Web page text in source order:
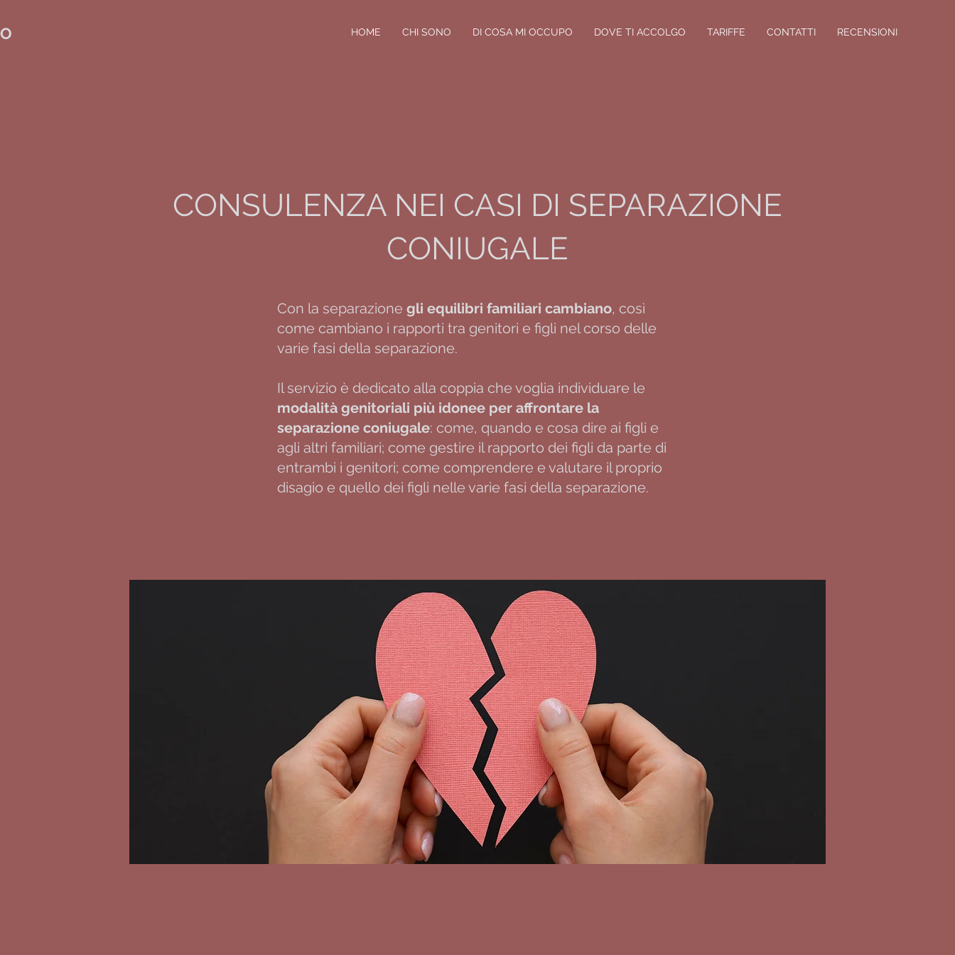
HOME CHI SONO DI COSA MI OCCUPO DOVE TI ACCOLGO TARIFFE CONTATTI RECENSIONI
CONSULENZA NEI CASI DI SEPARAZIONE
CONIUGALE
Con la separazione gli equilibri familiari cambiano, così
come cambiano i rapporti tra genitori e figli nel corso delle
varie fasi della separazione.
Il servizio è dedicato alla coppia che voglia individuare le
modalità genitoriali più idonee per affrontare la
separazione coniugale: come, quando e cosa dire ai figli e
agli altri familiari; come gestire il rapporto dei figli da parte di
entrambi i genitori; come comprendere e valutare il proprio
disagio e quello dei figli nelle varie fasi della separazione.